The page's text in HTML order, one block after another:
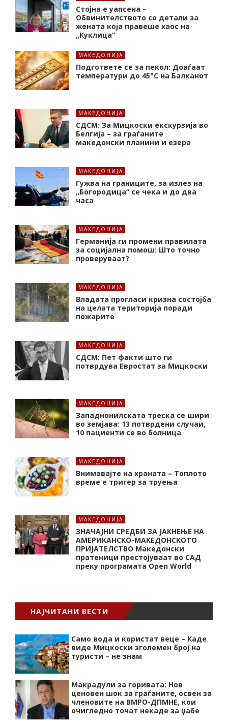
Стојна е уапсена –
Обвинителството со детали за
жената која правеше хаос на
„Куклица“
МАКЕДОНИЈА
Подгответе се за пекол: Доаѓаат
температури до 45°C на Балканот
МАКЕДОНИЈА
СДСМ: За Мицкоски екскурзија во
Белгија – за граѓаните
македонски планини и езера
МАКЕДОНИЈА
Гужва на границите, за излез на
„Богородица“ се чека и до два
часа
МАКЕДОНИЈА
Германија ги промени правилата
за социјална помош: Што точно
проверуваат?
МАКЕДОНИЈА
Владата прогласи кризна состојба
на целата територија поради
пожарите
МАКЕДОНИЈА
СДСМ: Пет факти што ги
потврдува Евростат за Мицкоски
МАКЕДОНИЈА
Западнонилската треска се шири
во земјава: 13 потврдени случаи,
10 пациенти се во болница
МАКЕДОНИЈА
Внимавајте на храната – Топлото
време е тригер за труења
МАКЕДОНИЈА
ЗНАЧАЈНИ СРЕДБИ ЗА ЈАКНЕЊЕ НА
АМЕРИКАНСКО-МАКЕДОНСКОТО
ПРИЈАТЕЛСТВО Македонски
пратеници престојуваат во САД
преку програмата Open World
НАЈЧИТАНИ ВЕСТИ
Само вода и користат веце – Каде
виде Мицкоски зголемен број на
туристи – не знам
Макрадули за горивата: Нов
ценовен шок за граѓаните, освен за
членовите на ВМРО-ДПМНЕ, кои
очигледно точат некаде за џабе